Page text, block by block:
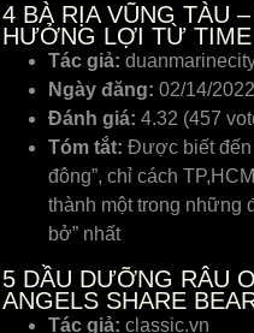
4 BÀ RỊA VŨNG TÀU
HƯỞNG LỢI TỪ
Tác giả:
Ngày đăng: 02/14/2022
Đánh giá: 4.32 (457
Tóm tắt: Được biết đến
đông”, chỉ cách
thành một trong những
bở” nhất
5 DẦU DƯỠNG RÂU
ANGELS SHARE
Tác giả: classic.vn